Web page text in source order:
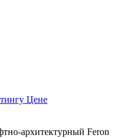
Цене
архитектурный Feron